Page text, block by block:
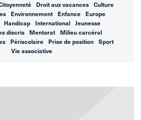
Droit aux vacances
Culture
Environnement Enfance
Europe
Handicap International
Jeunesse
discris
Mentorat
Milieu carcéral
Périscolaire Prise de position
Sport
Vie associative